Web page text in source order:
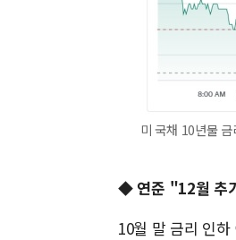
미 국채 10년물
◆연준 "12월 추
10월 말 금리 인